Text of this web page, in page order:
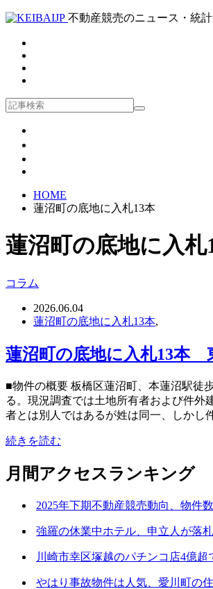
不動産競売のニュース・統
HOME
蓮沼町の底地に入札13本
蓮沼町の底地に入札
コラム
2026.06.04
蓮沼町の底地に入札13本,
蓮沼町の底地に入札13本
■物件の概要 板橋区蓮沼町、本蓮沼駅徒
る。現況調査では土地所有者および件外
者とは別人ではあるが姓は同一、しか
続きを読む
月間アクセスランキング
2025年下期不動産競売動向、物件
強羅の休業中ホテル、申立人が落
川崎市幸区塚越のパチンコ店4億
やはり事故物件は人気、愛川町の